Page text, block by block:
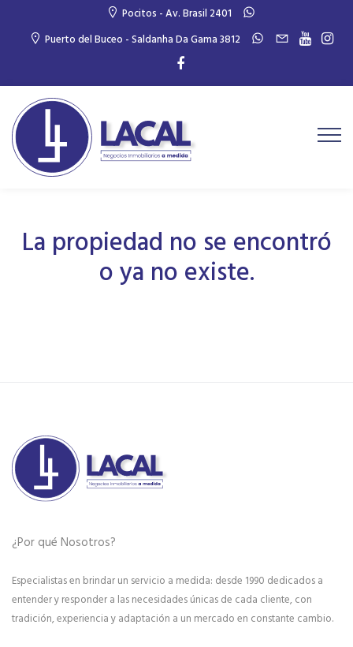
Pocitos - Av. Brasil 2401
Puerto del Buceo - Saldanha Da Gama 3812
La propiedad no se encontró
o ya no existe.
¿Por qué Nosotros?
Especialistas en brindar un servicio a medida: desde 1990 dedicados a
entender y responder a las necesidades únicas de cada cliente, con
tradición, experiencia y adaptación a un mercado en constante cambio.